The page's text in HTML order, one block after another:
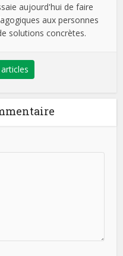
aujourd'hui de faire
aux personnes
solutions concrètes.